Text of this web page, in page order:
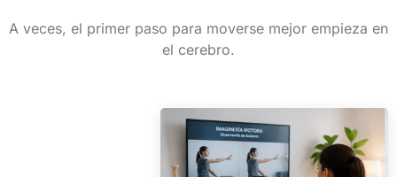
A veces, el primer paso para moverse mejor empieza en
el cerebro.